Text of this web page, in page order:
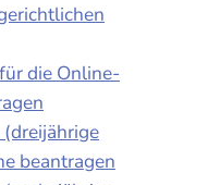
die Online-
beantragen